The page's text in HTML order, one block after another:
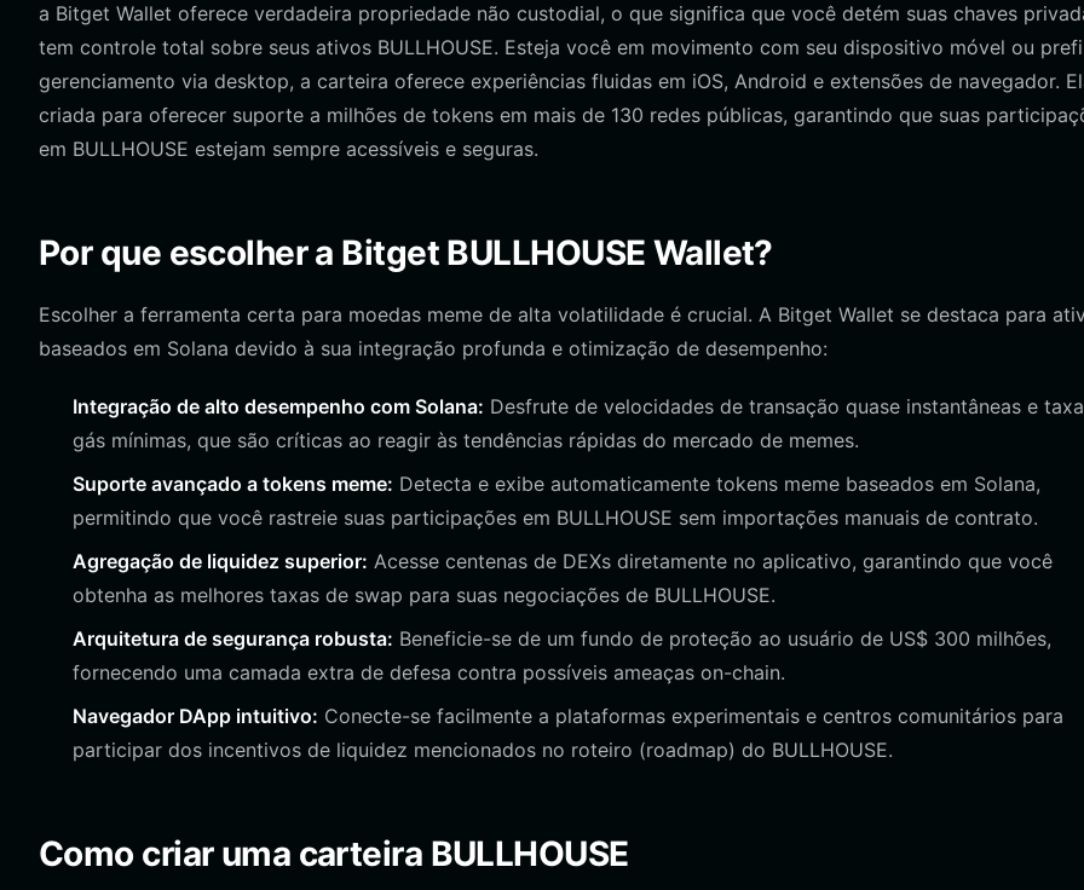
a Bitget Wallet oferece verdadeira propriedade não custodial, o que significa que você detém suas chaves
tem controle total sobre seus ativos BULLHOUSE. Esteja você em movimento com seu dispositivo móvel ou
gerenciamento via desktop, a carteira oferece experiências fluidas em iOS, Android e extensões de navegador.
criada para oferecer suporte a milhões de tokens em mais de 130 redes públicas, garantindo que suas
em BULLHOUSE estejam sempre acessíveis e seguras.
Por que escolher a Bitget BULLHOUSE Wallet?
Escolher a ferramenta certa para moedas meme de alta volatilidade é crucial. A Bitget Wallet se destaca para
baseados em Solana devido à sua integração profunda e otimização de desempenho:
Integração de alto desempenho com Solana: Desfrute de velocidades de transação quase instantâneas e
gás mínimas, que são críticas ao reagir às tendências rápidas do mercado de memes.
Suporte avançado a tokens meme: Detecta e exibe automaticamente tokens meme baseados em Solana,
permitindo que você rastreie suas participações em BULLHOUSE sem importações manuais de contrato.
Agregação de liquidez superior: Acesse centenas de DEXs diretamente no aplicativo, garantindo que você
obtenha as melhores taxas de swap para suas negociações de BULLHOUSE.
Arquitetura de segurança robusta: Beneficie-se de um fundo de proteção ao usuário de US$ 300 milhões,
fornecendo uma camada extra de defesa contra possíveis ameaças on-chain.
Navegador DApp intuitivo: Conecte-se facilmente a plataformas experimentais e centros comunitários para
participar dos incentivos de liquidez mencionados no roteiro (roadmap) do BULLHOUSE.
Como criar uma carteira BULLHOUSE